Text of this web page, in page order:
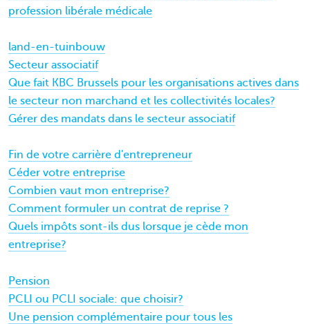
profession libérale médicale
land-en-tuinbouw
Secteur associatif
Que fait KBC Brussels pour les organisations actives dans
le secteur non marchand et les collectivités locales?
Gérer des mandats dans le secteur associatif
Fin de votre carrière d'entrepreneur
Céder votre entreprise
Combien vaut mon entreprise?
Comment formuler un contrat de reprise ?
Quels impôts sont-ils dus lorsque je cède mon
entreprise?
Pension
PCLI ou PCLI sociale: que choisir?
Une pension complémentaire pour tous les